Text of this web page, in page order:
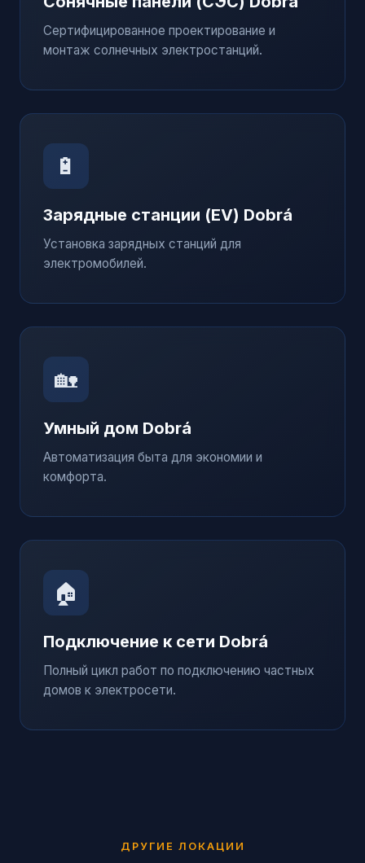
Сертифицированное проектирование и
монтаж солнечных электростанций.
🔋
Зарядные станции (EV) Dobrá
Установка зарядных станций для
электромобилей.
🏡
Умный дом Dobrá
Автоматизация быта для экономии и
комфорта.
🏠
Подключение к сети Dobrá
Полный цикл работ по подключению частных
домов к электросети.
ДРУГИЕ ЛОКАЦИИ